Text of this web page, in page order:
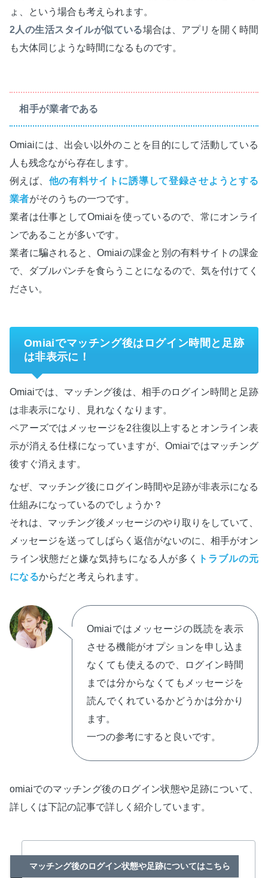
ょ、という場合も考えられます。
2人の生活スタイルが似ている場合は、アプリを開く時間
も大体同じような時間になるものです。
相手が業者である
Omiaiには、出会い以外のことを目的にして活動している
人も残念ながら存在します。
例えば、 他の有料サイトに誘導して登録させようとする
業者がそのうちの一つです。
業者は仕事としてOmiaiを使っているので、常にオンライ
ンであることが多いです。
業者に騙されると、Omiaiの課金と別の有料サイトの課金
で、ダブルパンチを食らうことになるので、気を付けてく
ださい。
Omiaiでマッチング後はログイン時間と足跡
は非表示に！
Omiaiでは、マッチング後は、相手のログイン時間と足跡
は非表示になり、見れなくなります。
ペアーズではメッセージを2往復以上するとオンライン表
示が消える仕様になっていますが、Omiaiではマッチング
後すぐ消えます。
なぜ、マッチング後にログイン時間や足跡が非表示になる
仕組みになっているのでしょうか？
それは、マッチング後メッセージのやり取りをしていて、
メッセージを送ってしばらく返信がないのに、相手がオン
ライン状態だと嫌な気持ちになる人が多く
トラブルの元
になるからだと考えられます。
Omiaiではメッセージの既読を表示
させる機能がオプションを申し込ま
なくても使えるので、ログイン時間
までは分からなくてもメッセージを
読んでくれているかどうかは分かり
ます。
一つの参考にすると良いです。
omiaiでのマッチング後のログイン状態や足跡について、
詳しくは下記の記事で詳しく紹介しています。
マッチング後のログイン状態や足跡についてはこちら